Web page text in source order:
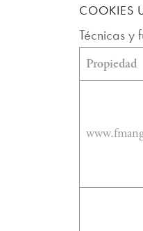
COOKIES
Técnicas y
Propiedad